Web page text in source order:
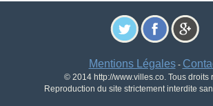
Mentions Légales-
© 2014 http://www.villes.co. Tous droits
Reproduction du site strictement interdite